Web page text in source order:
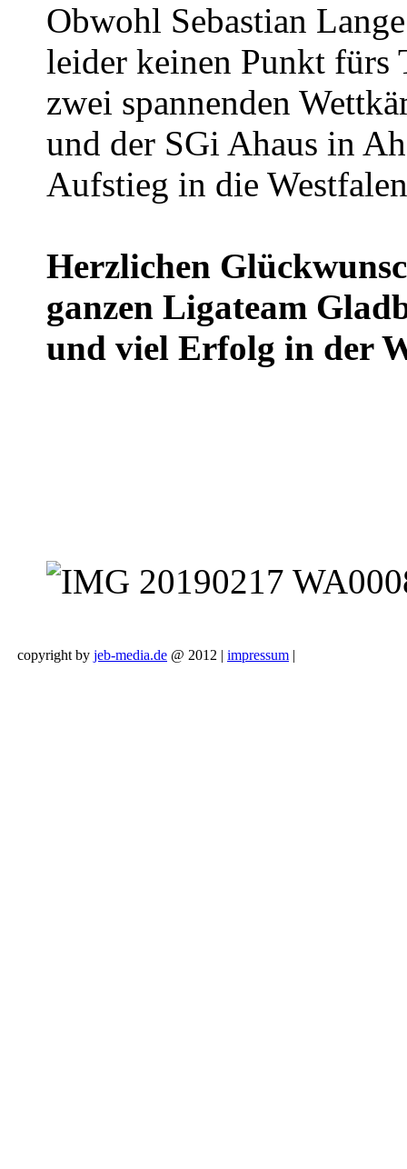
Obwohl Sebastian
leider keinen Punkt fürs
zwei spannenden
und der SGi Ahaus in
Aufstieg in die
Herzlichen
ganzen Ligateam
und viel Erfolg in der
copyright by jeb-media.de @ 2012 | impressum |